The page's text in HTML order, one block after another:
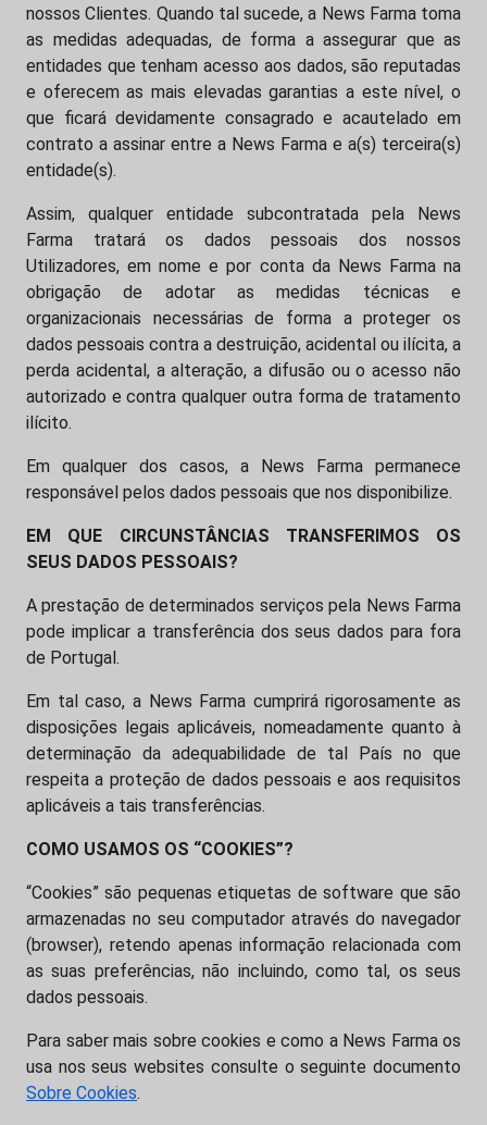
nossos Clientes. Quando tal sucede, a News Farma toma
as medidas adequadas, de forma a assegurar que as
entidades que tenham acesso aos dados, são reputadas
e oferecem as mais elevadas garantias a este nível, o
que ficará devidamente consagrado e acautelado em
contrato a assinar entre a News Farma e a(s) terceira(s)
entidade(s).
Assim, qualquer entidade subcontratada pela News
Farma tratará os dados pessoais dos nossos
Utilizadores, em nome e por conta da News Farma na
obrigação de adotar as medidas técnicas e
organizacionais necessárias de forma a proteger os
dados pessoais contra a destruição, acidental ou ilícita, a
perda acidental, a alteração, a difusão ou o acesso não
autorizado e contra qualquer outra forma de tratamento
ilícito.
Em qualquer dos casos, a News Farma permanece
responsável pelos dados pessoais que nos disponibilize.
EM QUE CIRCUNSTÂNCIAS TRANSFERIMOS OS
SEUS DADOS PESSOAIS?
A prestação de determinados serviços pela News Farma
pode implicar a transferência dos seus dados para fora
de Portugal.
Em tal caso, a News Farma cumprirá rigorosamente as
disposições legais aplicáveis, nomeadamente quanto à
determinação da adequabilidade de tal País no que
respeita a proteção de dados pessoais e aos requisitos
aplicáveis a tais transferências.
COMO USAMOS OS “COOKIES”?
“Cookies” são pequenas etiquetas de software que são
armazenadas no seu computador através do navegador
(browser), retendo apenas informação relacionada com
as suas preferências, não incluindo, como tal, os seus
dados pessoais.
Para saber mais sobre cookies e como a News Farma os
usa nos seus websites consulte o seguinte documento
Sobre Cookies.